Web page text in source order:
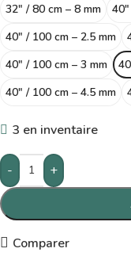
32″ / 80 cm – 8 mm
40″ / 100 cm – 2.5 mm
40″ / 100 cm – 3 mm
40″ / 100 cm – 4.5 mm
3 en inventaire
-
+
Comparer